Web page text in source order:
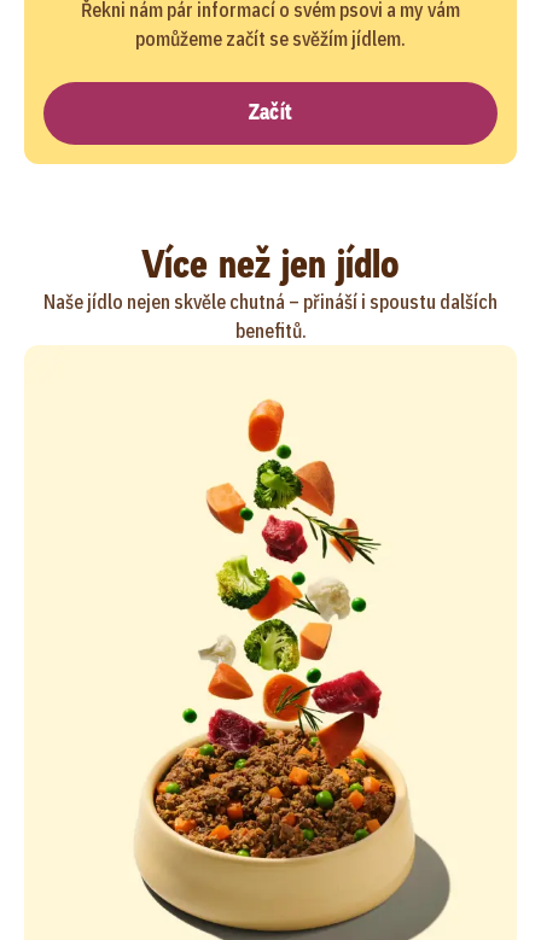
Řekni nám pár informací o svém psovi a my vám
pomůžeme začít se svěžím jídlem.
Začít
Více než jen jídlo
Naše jídlo nejen skvěle chutná – přináší i spoustu dalších
benefitů.